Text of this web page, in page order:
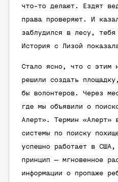
что-то делают. Ездят
права проверяют. И
заблудился в лесу, тебя
История с Лизой
Стало ясно, что с этим
решили создать
бы волонтеров. Через
где мы объявили о
Алерт». Термин «Алерт»
системы по поиску
успешно работает в
принцип — мгновенное
информации о пропаже